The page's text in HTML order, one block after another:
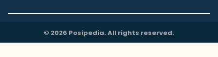
© 2026 Posipedia. All rights reserved.